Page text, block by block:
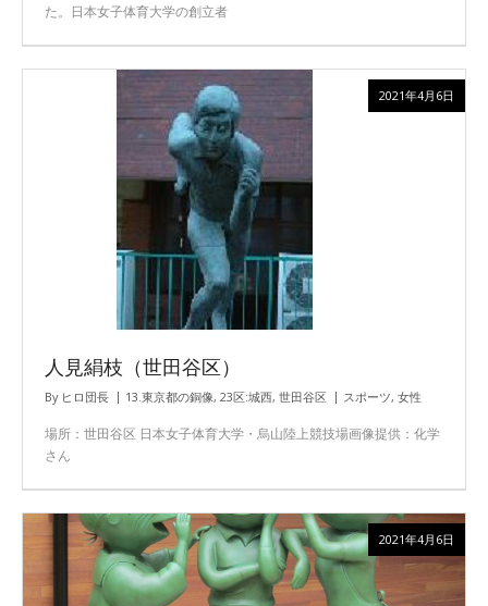
た。日本女子体育大学の創立者
人見絹枝（世田谷区）
By ヒロ団長 13.東京都の銅像, 23区:城西, 世田谷区 スポーツ, 女性
場所：世田谷区 日本女子体育大学・烏山陸上競技場画像提供：化学
さん
2021年4月6日
2021年4月6日